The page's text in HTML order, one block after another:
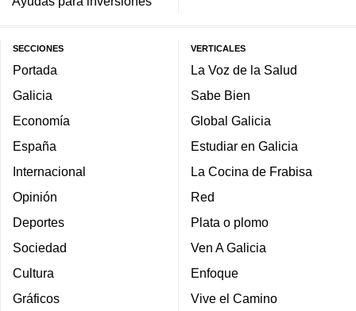
SECCIONES
Portada
Galicia
Economía
España
Internacional
Opinión
Deportes
Sociedad
Cultura
Gráficos
VERTICALES
La Voz de la Salud
Sabe Bien
Global Galicia
Estudiar en Galicia
La Cocina de Frabisa
Red
Plata o plomo
Ven A Galicia
Enfoque
Vive el Camino